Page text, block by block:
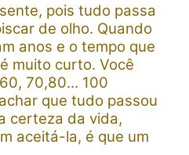
pois tudo passa
de olho. Quando
anos e o tempo que
muito curto. Você
70,80... 100
que tudo passou
certeza da vida,
aceitá-la, é que um